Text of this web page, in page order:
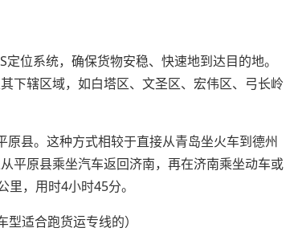
位系统，确保货物安稳、快速地到达目的地。
下辖区域，如白塔区、文圣区、宏伟区、弓长岭
县。这种方式相较于直接从青岛坐火车到德州
平原县乘坐汽车返回济南，再在济南乘坐动车或
，用时4小时45分。